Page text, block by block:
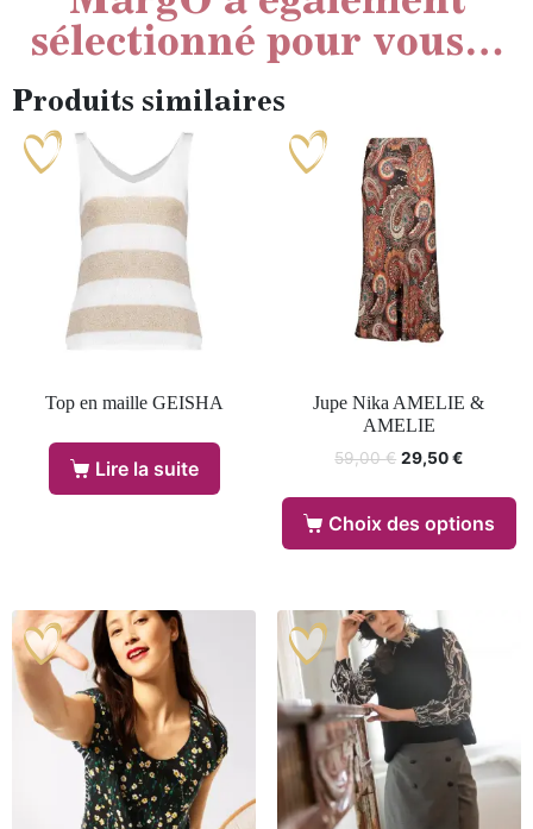
sélectionné pour vous…
Produits similaires
Top en maille GEISHA
Lire la suite
Jupe Nika AMELIE &
AMELIE
59,00€ 29,50€
Choix des options